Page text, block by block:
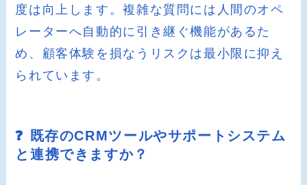
度は向上します。複雑な質問には人間のオペ
レーターへ自動的に引き継ぐ機能があるた
め、顧客体験を損なうリスクは最小限に抑え
られています。
❓ 既存のCRMツールやサポートシステム
と連携できますか？